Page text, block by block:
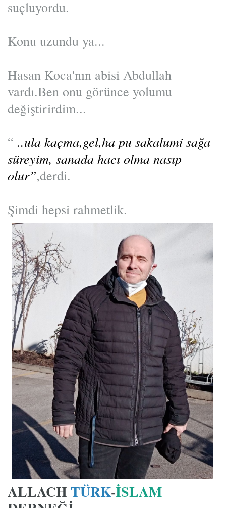
suçluyordu.
Konu uzundu ya...
Hasan Koca'nın abisi Abdullah
vardı.Ben onu görünce yolumu
değiştirirdim...
“ ..ula kaçma,gel,ha pu sakalumi sağa
süreyim, sanada hacı olma nasıp
olur”,derdi.
Şimdi hepsi rahmetlik.
ALLACHTÜRK-İSLAM